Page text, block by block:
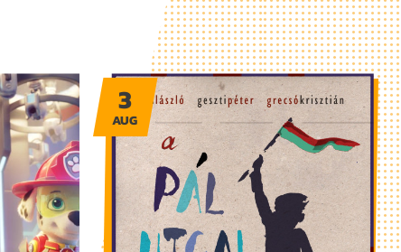
3
AUG